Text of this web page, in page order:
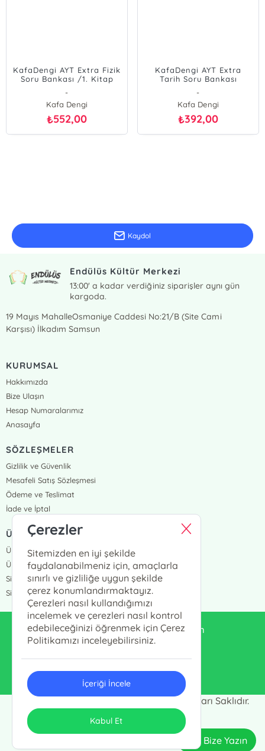
KafaDengi AYT Extra Fizik
Soru Bankası /1. Kitap
-
Kafa Dengi
₺552,00
KafaDengi AYT Extra
Tarih Soru Bankası
-
Kafa Dengi
₺392,00
Kaydol
Endülüs Kültür Merkezi
13:00' a kadar verdiğiniz siparişler aynı gün
kargoda.
19 Mayıs MahalleOsmaniye Caddesi No:21/B (Site Cami
Karşısı) İlkadım Samsun
KURUMSAL
Hakkımızda
Bize Ulaşın
Hesap Numaralarımız
Anasayfa
SÖZLEŞMELER
Gizlilik ve Güvenlik
Mesafeli Satış Sözleşmesi
Ödeme ve Teslimat
İade ve İptal
ÜYELİK VE SİPARİŞ
Üye Girişi
Üye Ol
Sipariş Takip
Siparişlerim
enduluskitabevi@gmail.com
Endülüs Kültür Merkezi © 2024 - Tüm Hakları Saklıdır.
Tasarım & Uygulama
Bize Yazın
Çerezler
Sitemizden en iyi şekilde
faydalanabilmeniz için, amaçlarla
sınırlı ve gizliliğe uygun şekilde
çerez konumlandırmaktayız.
Çerezleri nasıl kullandığımızı
incelemek ve çerezleri nasıl kontrol
edebileceğinizi öğrenmek için Çerez
Politikamızı inceleyebilirsiniz.
İçeriği İncele
Kabul Et